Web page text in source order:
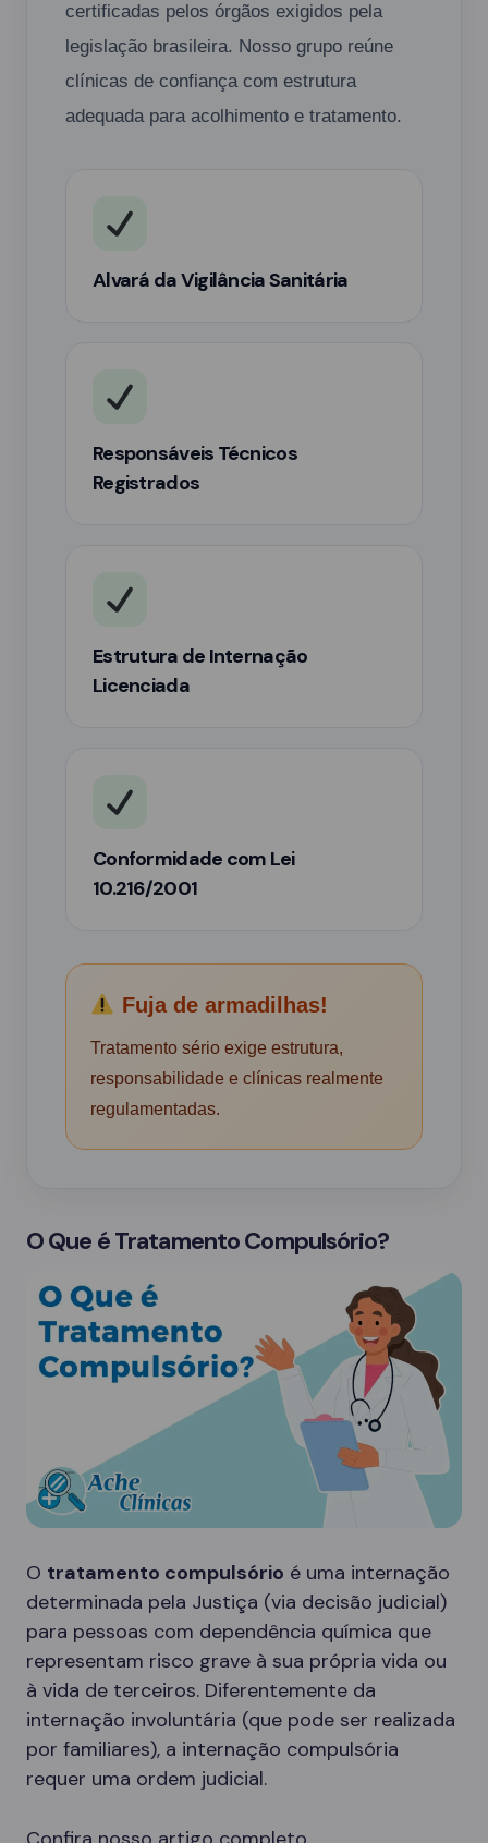
certificadas pelos órgãos exigidos pela
legislação brasileira. Nosso grupo reúne
clínicas de confiança com estrutura
adequada para acolhimento e tratamento.
Alvará da Vigilância Sanitária
Responsáveis Técnicos
Registrados
Estrutura de Internação
Licenciada
Conformidade com Lei
10.216/2001
Fuja de armadilhas!
Tratamento sério exige estrutura,
responsabilidade e clínicas realmente
regulamentadas.
O Que é Tratamento Compulsório?
O tratamento compulsório é uma internação
determinada pela Justiça (via decisão judicial)
para pessoas com dependência química que
representam risco grave à sua própria vida ou
à vida de terceiros. Diferentemente da
internação involuntária (que pode ser realizada
por familiares), a internação compulsória
requer uma ordem judicial.